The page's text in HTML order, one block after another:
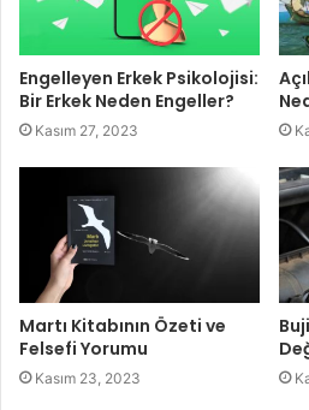
Engelleyen Erkek Psikolojisi:
Bir Erkek Neden Engeller?
Kasım 27, 2023
Martı Kitabının Özeti ve
Felsefi Yorumu
Kasım 23, 2023